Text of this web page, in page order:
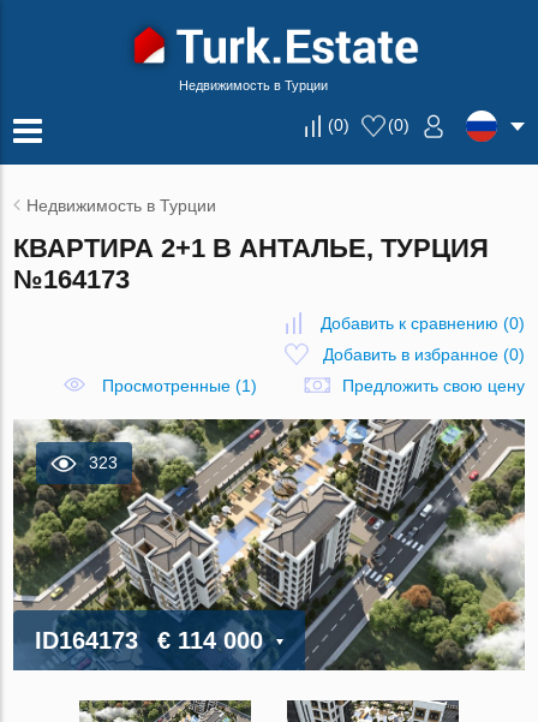
Недвижимость в Турции
(0) (0)
Недвижимость в Турции
КВАРТИРА 2+1 В АНТАЛЬЕ, ТУРЦИЯ
№164173
Добавить к сравнению (0)
Добавить в избранное(0)
Просмотренные (1)
Предложить свою цену
323
ID164173 € 114 000